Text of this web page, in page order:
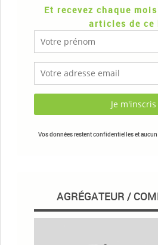
Et recevez chaque
articles de ce
Vos données restent confidentielles et
AGRÉGATEUR /